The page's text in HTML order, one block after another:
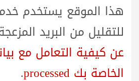
هذا الموقع يستخدم
للتقليل من البريد
عن كيفية التعامل مع
الخاصة بك processed
.